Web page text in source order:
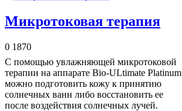
Микротоковая терапия
0 1870
С помощью увлажняющей микротоковой
терапии на аппарате Bio-ULtimate Platinum
можно подготовить кожу к принятию
солнечных ванн либо восстановить ее
после воздействия солнечных лучей.